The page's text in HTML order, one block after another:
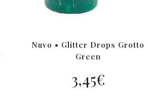
Nuvo • Glitter Drops Grotto
Green
3,45€